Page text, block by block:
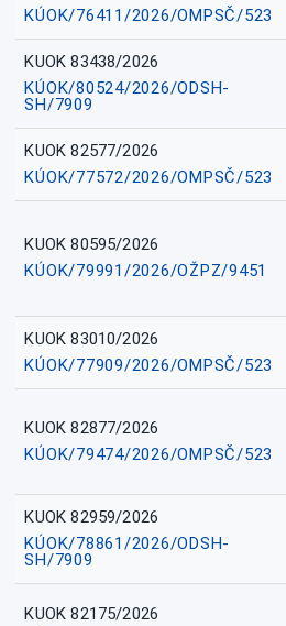
KÚOK/76411/2026/OMPSČ/523
KUOK 83438/2026
KÚOK/80524/2026/ODSH-
SH/7909
KUOK 82577/2026
KÚOK/77572/2026/OMPSČ/523
KUOK 80595/2026
KÚOK/79991/2026/OŽPZ/9451
KUOK 83010/2026
KÚOK/77909/2026/OMPSČ/523
KUOK 82877/2026
KÚOK/79474/2026/OMPSČ/523
KUOK 82959/2026
KÚOK/78861/2026/ODSH-
SH/7909
KUOK 82175/2026